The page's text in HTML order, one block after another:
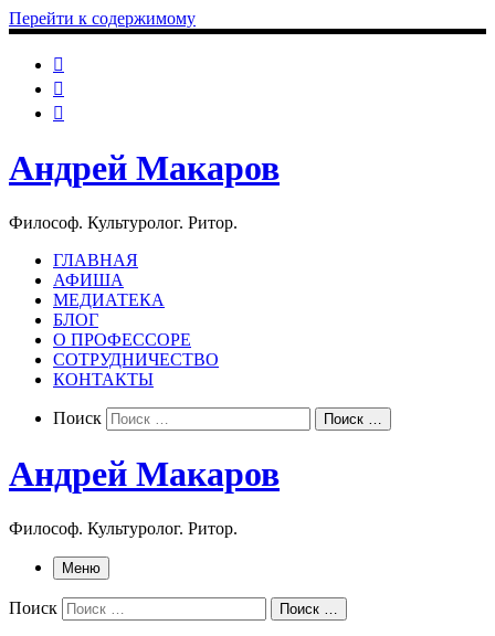
Перейти к содержимому
Андрей Макаров
Философ. Культуролог. Ритор.
ГЛАВНАЯ
АФИША
МЕДИАТЕКА
БЛОГ
О ПРОФЕССОРЕ
СОТРУДНИЧЕСТВО
КОНТАКТЫ
Search
Поиск Поиск …
Андрей Макаров
Философ. Культуролог. Ритор.
Меню
Поиск Поиск …